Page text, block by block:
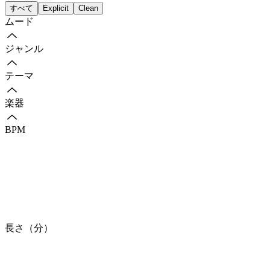
すべて Explicit Clean
ムード
ジャンル
テーマ
楽器
BPM
長さ（分）